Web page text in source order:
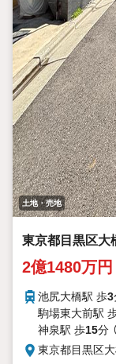
土地・売地
東京都目黒区大
2億1480万円
池尻大橋駅 歩3
駒場東大前駅
神泉駅 歩15分
東京都目黒区